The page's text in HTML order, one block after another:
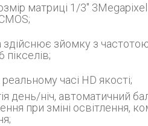
матриці 1/3"
здійснює зйомку з
пікселів;
часі HD якості;
день/ніч, автоматичний
при зміні освітлення,